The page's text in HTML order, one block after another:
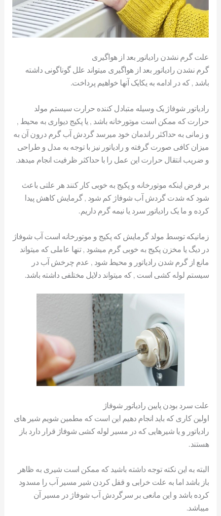
علت گرم نشدن رادیاتور بعد از هواگیری
گرم نشدن رادیاتور بعد از هواگیری میتواند علل گوناگونی داشته
باشد , که در ادامه به یکایک آنها خواهیم پرداخت.
رادیاتور شوفاژ یک وسیله متبادل کننده حرارت سیستم مولد
حرارت که ممکن است موتورخانه باشد , یا پکیج دیواری به محیط ,
و زمانی به حداکثر راندمان خود میرسد گردش آب گرم درون آن به
میزان کافی صورت گرفته و رادیاتور نیز با توجه به مدل و طراحی
و ضریب انتقال حرارت این عمل را با حداکثر ظرفیت انجام میدهد.
بر فرض اینکه موتورخانه و پکیج به خوبی کار کنند هر علتی باعث
شود که شدت گردش آب شوفاژ کم شود , گرمایش کاهش پیدا
کرده و ما یک رادیاتور سرد یا نیمه گرم داریم.
زمانیکه توسط مولد گرمایش که پکیج و موتورخانه است آب شوفاژ
در دیگ یا مخزن پکیج به خوبی گرم میشود , تنها عاملی که میتواند
مانع از گرم شدن رادیاتور و محیط شود , عدم چرخش آب در
سیستم لوله کشی است , که میتواند دلایل مختلفی داشته باشد.
علت سرد بودن پایین رادیاتور شوفاژ
اولین کاری که باید انجام دهیم این است که مطمین شویم شیر های
رادیاتور و یا شیرهایی که در مسیر لوله کشی شوفاژ قرار دارد باز
هستند.
البته به این نکته توجه داشته باشید که ممکن است شیری به ظاهر
باز باشد اما به علت خرابی و قفل کردن شیر مسیر آب را مسدود
کرده باشد و این مانعی بر سرگردش آب شوفاژ در مسیر آن
میباشد.